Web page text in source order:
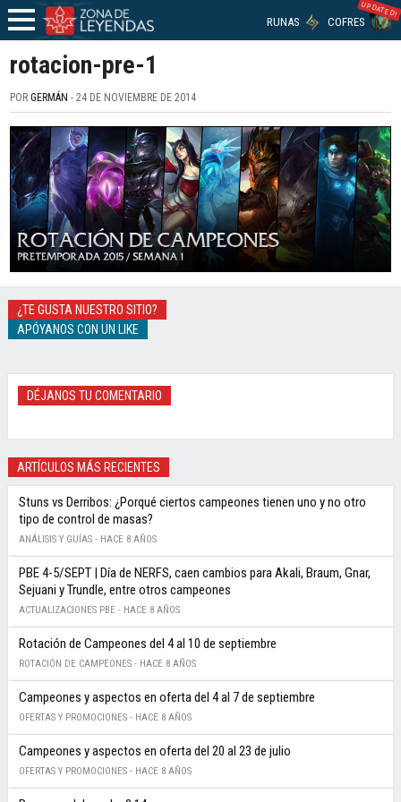
RUNAS COFRES
UPDATED!
rotacion-pre-1
PORGERMÁN - 24 DE NOVIEMBRE DE 2014
¿TE GUSTA NUESTRO SITIO?
APÓYANOS CON UN LIKE
DÉJANOS TU COMENTARIO
ARTÍCULOS MÁS RECIENTES
Stuns vs Derribos: ¿Porqué ciertos campeones tienen uno y no otro
tipo de control de masas?
ANÁLISIS Y GUÍAS - HACE 8 AÑOS
PBE 4-5/SEPT | Día de NERFS, caen cambios para Akali, Braum, Gnar,
Sejuani y Trundle, entre otros campeones
ACTUALIZACIONES PBE - HACE 8 AÑOS
Rotación de Campeones del 4 al 10 de septiembre
ROTACIÓN DE CAMPEONES - HACE 8 AÑOS
Campeones y aspectos en oferta del 4 al 7 de septiembre
OFERTAS Y PROMOCIONES - HACE 8 AÑOS
Campeones y aspectos en oferta del 20 al 23 de julio
OFERTAS Y PROMOCIONES - HACE 8 AÑOS